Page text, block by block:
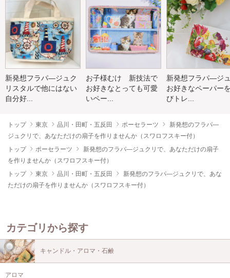
新発想フラパ―ジュク
リスタルで他にはない
自分好...
お子様むけ 新技法で
お好きなとっても可愛
いペー...
新発想フラパ―ジ
お好きなペーパー
びトレ...
トップ 東京 品川・田町・五反田 ポーセラーツ
新発想のフラパ―
ジュクリで、あなただけの扇子を作りませんか（スワロフスキー付）
トップ
ポーセラーツ
新発想のフラパ―ジュクリで、あなただけの扇子
を作りませんか（スワロフスキー付）
トップ
東京 品川・田町・五反田
新発想のフラパ―ジュクリで、あな
ただけの扇子を作りませんか（スワロフスキー付）
カテゴリから探す
キャンドル・アロマ・石鹸
アロマ